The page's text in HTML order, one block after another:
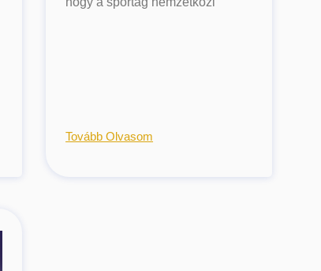
Tovább Olvasom